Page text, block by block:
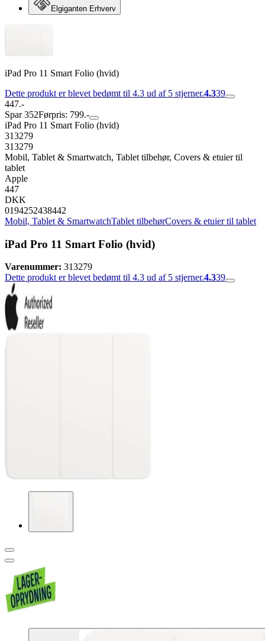
Elgiganten Erhverv
iPad Pro 11 Smart Folio (hvid)
Dette produkt er blevet bedømt til 4.3 ud af 5 stjerner.4.339
447.-
Spar 352Førpris: 799.-
iPad Pro 11 Smart Folio (hvid)
313279
313279
Mobil, Tablet & Smartwatch, Tablet tilbehør, Covers & etuier til
tablet
Apple
447
DKK
0194252438442
Mobil, Tablet & SmartwatchTablet tilbehørCovers & etuier til tablet
iPad Pro 11 Smart Folio (hvid)
Varenummer: 313279
Dette produkt er blevet bedømt til 4.3 ud af 5 stjerner.4.339